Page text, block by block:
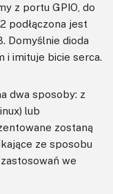
z portu GPIO, do
podłączona jest
Domyślnie dioda
i imituje bicie serca.
dwa sposoby: z
lub
zostaną
ze sposobu
we